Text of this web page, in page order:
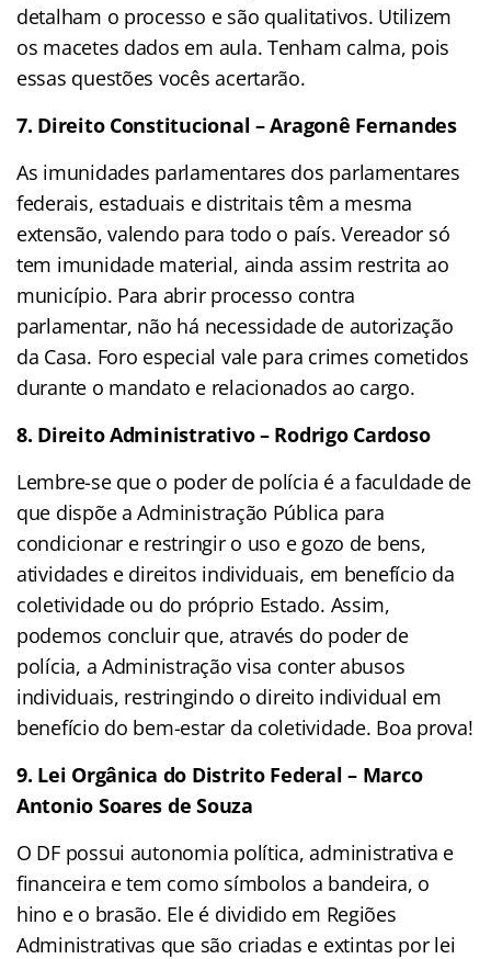
detalham o processo e são qualitativos. Utilizem
os macetes dados em aula. Tenham calma, pois
essas questões vocês acertarão.
7. Direito Constitucional – Aragonê Fernandes
As imunidades parlamentares dos parlamentares
federais, estaduais e distritais têm a mesma
extensão, valendo para todo o país. Vereador só
tem imunidade material, ainda assim restrita ao
município. Para abrir processo contra
parlamentar, não há necessidade de autorização
da Casa. Foro especial vale para crimes cometidos
durante o mandato e relacionados ao cargo.
8. Direito Administrativo – Rodrigo Cardoso
Lembre-se que o poder de polícia é a faculdade de
que dispõe a Administração Pública para
condicionar e restringir o uso e gozo de bens,
atividades e direitos individuais, em benefício da
coletividade ou do próprio Estado. Assim,
podemos concluir que, através do poder de
polícia, a Administração visa conter abusos
individuais, restringindo o direito individual em
benefício do bem-estar da coletividade. Boa prova!
9. Lei Orgânica do Distrito Federal – Marco
Antonio Soares de Souza
O DF possui autonomia política, administrativa e
financeira e tem como símbolos a bandeira, o
hino e o brasão. Ele é dividido em Regiões
Administrativas que são criadas e extintas por lei